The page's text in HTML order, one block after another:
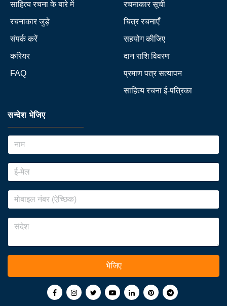
साहित्य रचना के बारे में
रचनाकार जुड़े
संपर्क करें
करियर
FAQ
रचनाकार सूची
चित्र रचनाएँ
सहयोग कीजिए
दान राशि विवरण
प्रमाण पत्र सत्यापन
साहित्य रचना ई-पत्रिका
सन्देश भेजिए
भेजिए